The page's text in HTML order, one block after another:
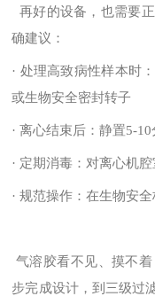
再好的设备，也需要
确建议：
· 处理高致病性样本时
或生物安全密封转子
· 离心结束后：静置5-
· 定期消毒：对离心机
· 规范操作：在生物安
气溶胶看不见、摸不
步完成设计，到三级过